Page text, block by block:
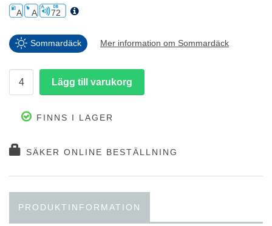
A A 72
Sommardäck Mer information om Sommardäck
FINNS I LAGER
SÄKER ONLINE BESTÄLLNING
PRODUKTINFORMATION